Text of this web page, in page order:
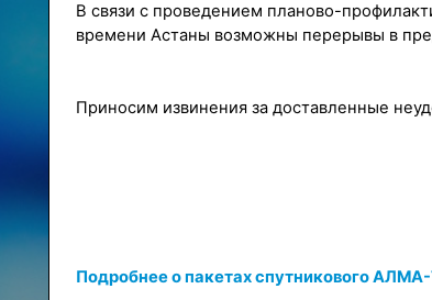
В связи с проведением планово-
времени Астаны возможны перерывы в
Приносим извинения за доставленные
Подробнее о пакетах спутникового